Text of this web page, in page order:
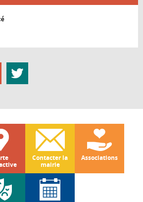
Contacter la
mairie
Associations